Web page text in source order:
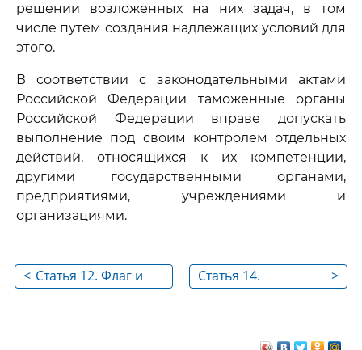
решении возложенных на них задач, в том
числе путем создания надлежащих условий для
этого.
В соответствии с законодательными актами
Российской Федерации таможенные органы
Российской Федерации вправе допускать
выполнение под своим контролем отдельных
действий, относящихся к их компетенции,
другими государственными органами,
предприятиями, учреждениями и
организациями.
< Статья 12. Флаг и
>
Статья 14.